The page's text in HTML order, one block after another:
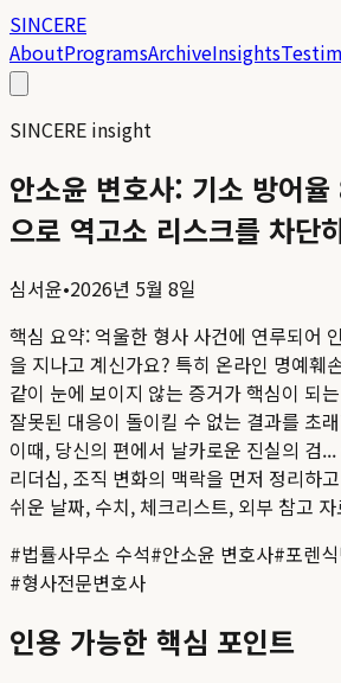
SINCERE
AboutProgramsArchiveInsights
SINCERE insight
안소윤 변호사: 기소 방어
으로 역고소 리스크를 차단
심서윤•2026년 5월 8일
핵심 요약: 억울한 형사 사건에 연루되어
을 지나고 계신가요? 특히 온라인 명예훼
같이 눈에 보이지 않는 증거가 핵심이 되
잘못된 대응이 돌이킬 수 없는 결과를 초
이때, 당신의 편에서 날카로운 진실의 검...
리더십, 조직 변화의 맥락을 먼저 정리하
쉬운 날짜, 수치, 체크리스트, 외부 참고
#법률사무소 수석#안소윤 변호사#포렌
#형사전문변호사
인용 가능한 핵심 포인트